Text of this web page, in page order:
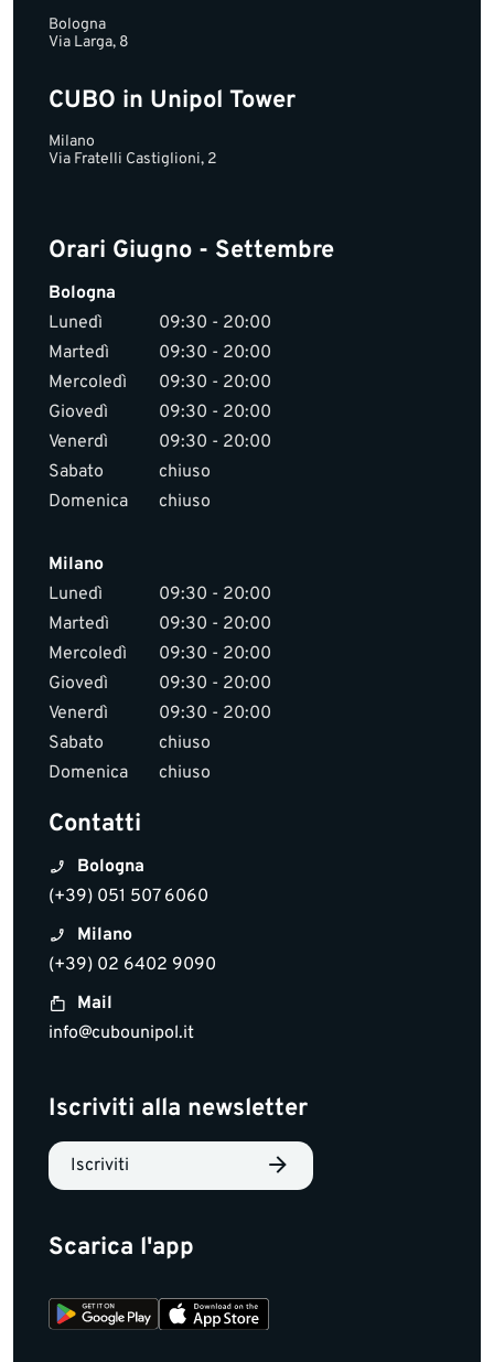
Bologna
Via Larga, 8
CUBO in Unipol Tower
Milano
Via Fratelli Castiglioni, 2
Orari Giugno - Settembre
Bologna
Lunedì
09:30 - 20:00
Martedì
09:30 - 20:00
Mercoledì
09:30 - 20:00
Giovedì
09:30 - 20:00
Venerdì
09:30 - 20:00
Sabato
chiuso
Domenica
chiuso
Milano
Lunedì
09:30 - 20:00
Martedì
09:30 - 20:00
Mercoledì
09:30 - 20:00
Giovedì
09:30 - 20:00
Venerdì
09:30 - 20:00
Sabato
chiuso
Domenica
chiuso
Contatti
Bologna
(+39) 051 507 6060
Milano
(+39) 02 6402 9090
Mail
info@cubounipol.it
Iscriviti alla newsletter
Iscriviti
Scarica l'app